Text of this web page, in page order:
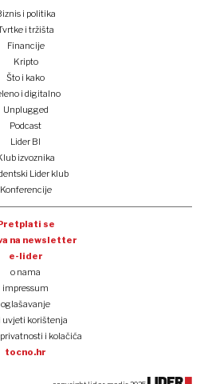
i politika
i tržišta
Financije
Kripto
Što i kako
i digitalno
Unplugged
Podcast
Lider BI
izvoznika
Lider klub
Konferencije
se
na newsletter
e-lider
o nama
impressum
oglašavanje
uvjeti korištenja
i kolačića
tocno.hr